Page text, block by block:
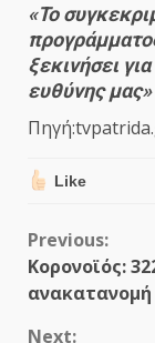
«Το
ξεκινήσει
ευθύνης
Like
Continue
Reading
Previous:
Κορονοϊός:
ανακατανομή
Next: